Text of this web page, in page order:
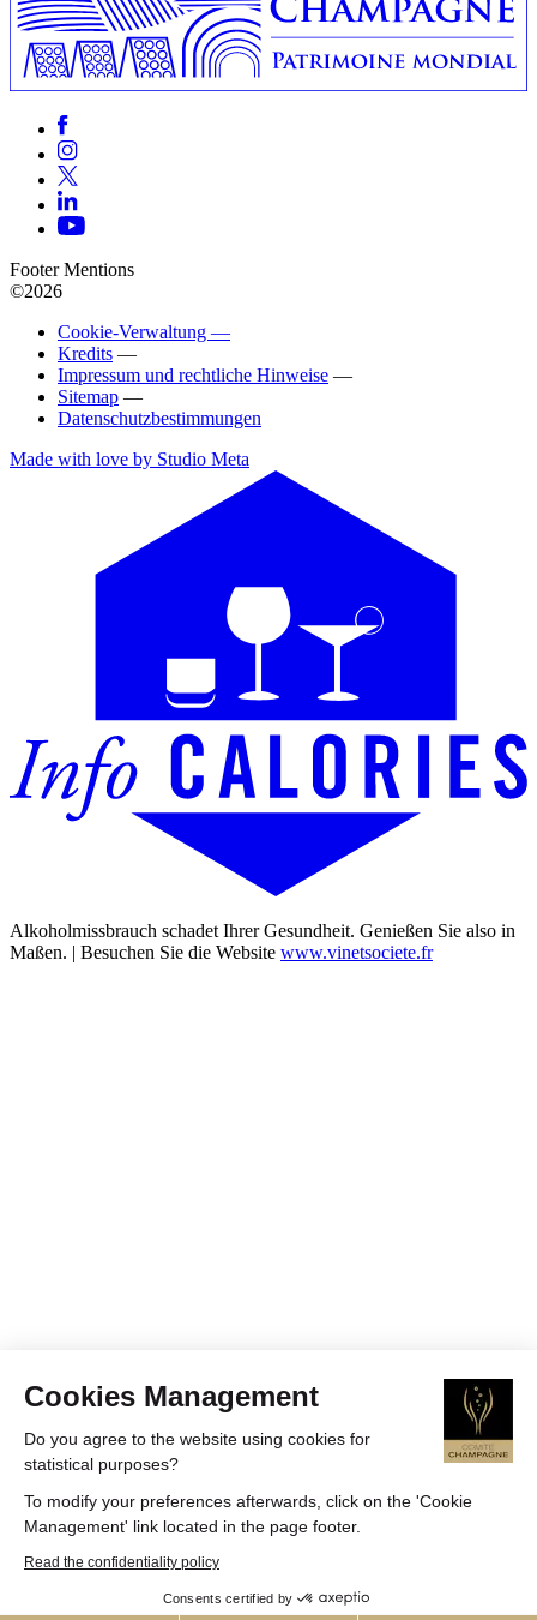
Cookies Management
Do you agree to the website using cookies for
statistical purposes?
To modify your preferences afterwards, click on the 'Cookie
Management' link located in the page footer.
Read the confidentiality policy
Consents certified by
Footer Mentions
©2026
Cookie-Verwaltung —
Kredits —
Impressum und rechtliche Hinweise —
Sitemap —
Datenschutzbestimmungen
Made with love by Studio Meta
Alkoholmissbrauch schadet Ihrer Gesundheit. Genießen Sie also in
Maßen. | Besuchen Sie die Website www.vinetsociete.fr